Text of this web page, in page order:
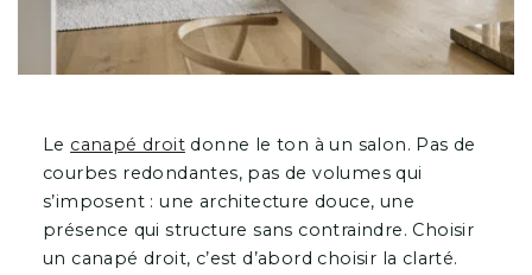
Le canapé droitdonne le ton à un salon. Pas de
courbes redondantes, pas de volumes qui
s’imposent : une architecture douce, une
présence qui structure sans contraindre. Choisir
un canapé droit, c’est d’abord choisir la clarté.